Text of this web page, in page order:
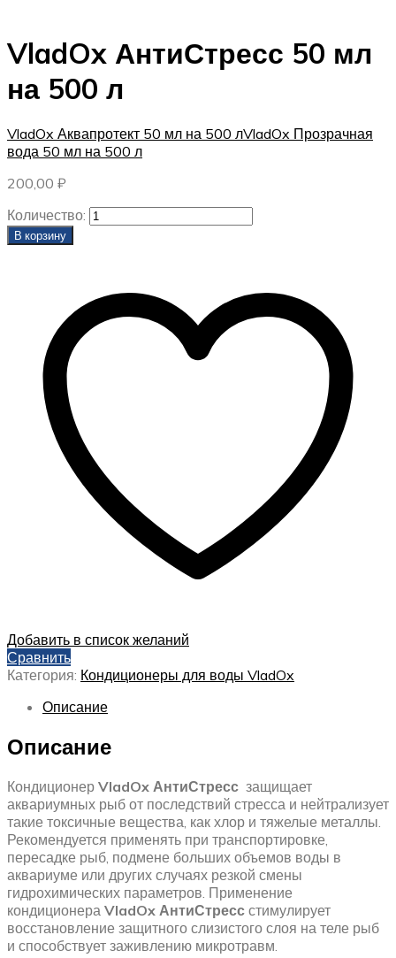
VladOx АнтиСтресс 50 мл
на 500 л
VladOx Аквапротект 50 мл на 500 лVladOx Прозрачная
вода 50 мл на 500 л
200,00 ₽
Количество:
В корзину
Добавить в список желаний
Сравнить
Категория: Кондиционеры для воды VladOx
Описание
Описание
Кондиционер VladOx АнтиСтресс защищает
аквариумных рыб от последствий стресса и нейтрализует
такие токсичные вещества, как хлор и тяжелые металлы.
Рекомендуется применять при транспортировке,
пересадке рыб, подмене больших объемов воды в
аквариуме или других случаях резкой смены
гидрохимических параметров. Применение
кондиционера VladOx АнтиСтресс стимулирует
восстановление защитного слизистого слоя на теле рыб
и способствует заживлению микротравм.